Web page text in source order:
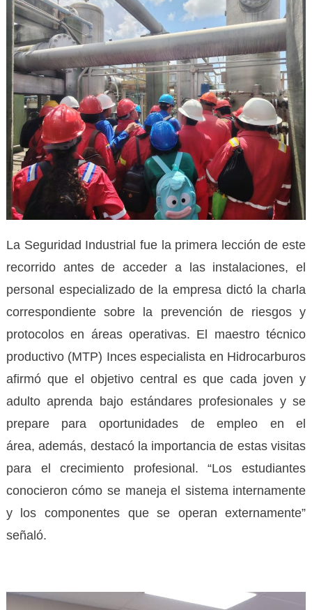
La Seguridad Industrial fue la primera lección de este
recorrido antes de acceder a las instalaciones, el
personal especializado de la empresa dictó la charla
correspondiente sobre la prevención de riesgos y
protocolos en áreas operativas. El maestro técnico
productivo (MTP) Inces especialista en Hidrocarburos
afirmó que el objetivo central es que cada joven y
adulto aprenda bajo estándares profesionales y se
prepare para oportunidades de empleo en el
área, además, destacó la importancia de estas visitas
para el crecimiento profesional. “Los estudiantes
conocieron cómo se maneja el sistema internamente
y los componentes que se operan externamente”
señaló.